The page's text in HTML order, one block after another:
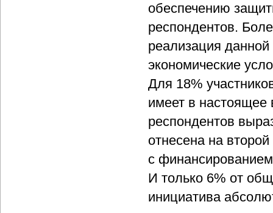
обеспечению
респондентов.
реализация
экономические
Для 18%
имеет в настоящее
респондентов
отнесена на
с
И только 6% от
инициатива